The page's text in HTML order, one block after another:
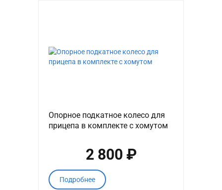
Опорное подкатное колесо для
прицепа в комплекте с хомутом
2 800 ₽
Подробнее